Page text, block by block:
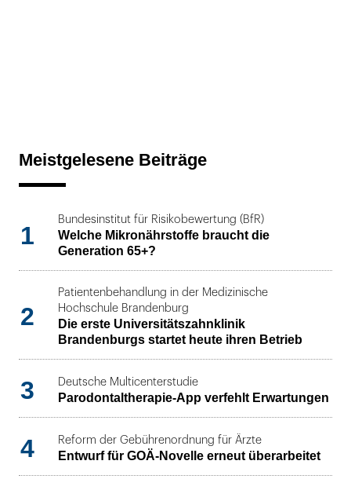
Meistgelesene Beiträge
1
Bundesinstitut für Risikobewertung (BfR)
Welche Mikronährstoffe braucht die
Generation 65+?
2
Patientenbehandlung in der Medizinische
Hochschule Brandenburg
Die erste Universitätszahnklinik
Brandenburgs startet heute ihren Betrieb
3 Deutsche Multicenterstudie
Parodontaltherapie-App verfehlt Erwartungen
4 Reform der Gebührenordnung für Ärzte
Entwurf für GOÄ-Novelle erneut überarbeitet